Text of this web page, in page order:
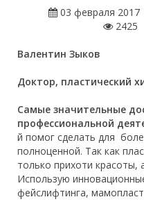
03 февраля 2017
2425
Валентин Зыков
Доктор, пластический
Самые значительные
профессиональной
й помог сделать для
полноценной. Так как
только прихоти красоты,
Использую
фейслифтинга,